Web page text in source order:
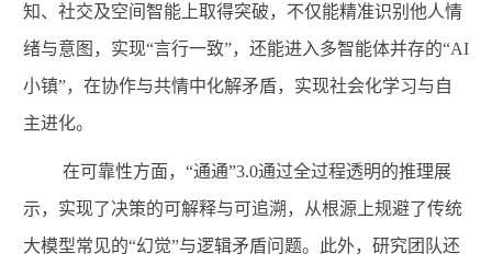
知、社交及空间智能上取得突破，不仅能精准识别他人情
绪与意图，实现“言行一致”，还能进入多智能体并存的“AI
小镇”，在协作与共情中化解矛盾，实现社会化学习与自
主进化。
在可靠性方面， “通通”3.0通过全过程透明的推理展
示，实现了决策的可解释与可追溯，从根源上规避了传统
大模型常见的“幻觉”与逻辑矛盾问题。此外， 研究团队还